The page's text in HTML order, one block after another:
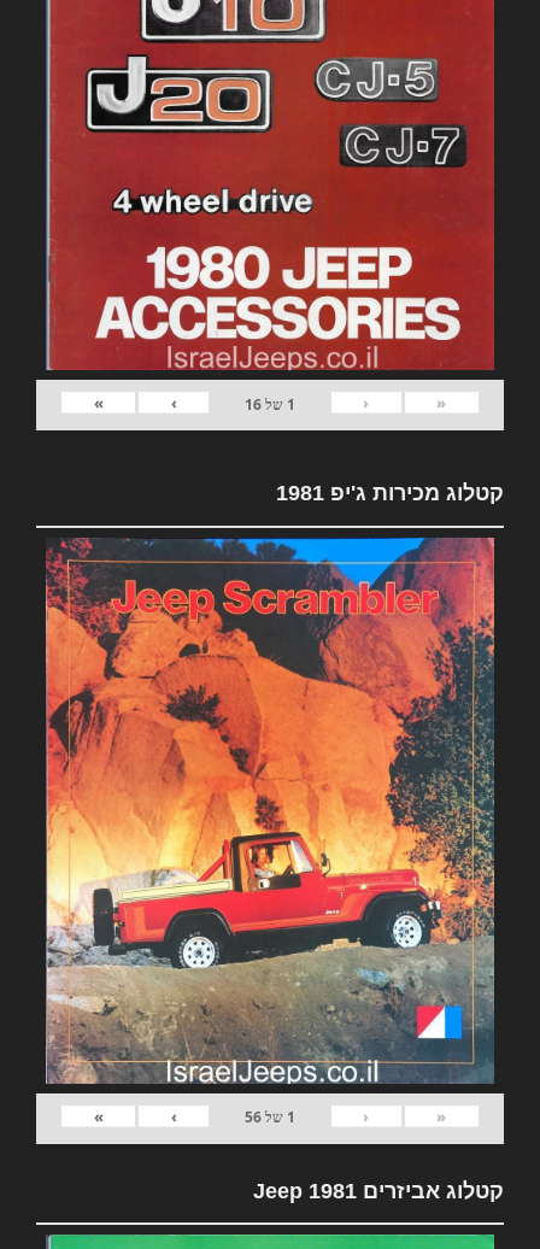
«
‹
1 של16
›
»
קטלוג מכירות ג'יפ 1981
«
‹
1 של56
›
»
קטלוג אביזרים 1981 Jeep